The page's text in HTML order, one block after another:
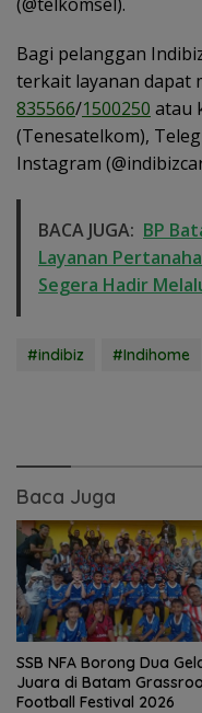
Bagi pelanggan
terkait layanan dapat
835566/1500250 atau
(Tenesatelkom),
Instagram
BACA JUGA: BP
Layanan
Segera Hadir
#indibiz #Indihome
Baca Juga
SSB NFA Borong Dua
Juara di Batam
Football Festival 2026